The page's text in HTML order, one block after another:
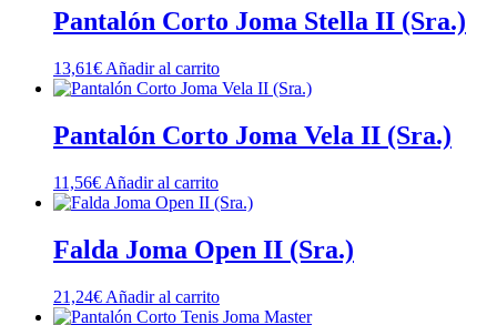
Pantalón Corto Joma Stella II (Sra.)
13,61€ Añadir al carrito
Pantalón Corto Joma Vela II (Sra.)
11,56€ Añadir al carrito
Falda Joma Open II (Sra.)
21,24€ Añadir al carrito